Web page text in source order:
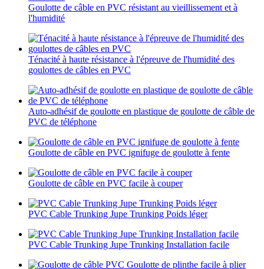
Goulotte de câble en PVC résistant au vieillissement et à
l'humidité
Ténacité à haute résistance à l'épreuve de l'humidité des
goulottes de câbles en PVC
Auto-adhésif de goulotte en plastique de goulotte de câble de
PVC de téléphone
Goulotte de câble en PVC ignifuge de goulotte à fente
Goulotte de câble en PVC facile à couper
PVC Cable Trunking Jupe Trunking Poids léger
PVC Cable Trunking Jupe Trunking Installation facile